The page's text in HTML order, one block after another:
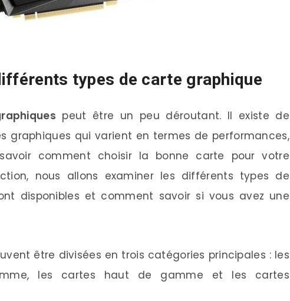
types de carte graphique
peut être un peu déroutant. Il existe de
graphiques qui varient en termes de performances,
comment choisir la bonne carte pour votre
nous allons examiner les différents types de
disponibles et comment savoir si vous avez une
être divisées en trois catégories principales : les
les cartes haut de gamme et les cartes